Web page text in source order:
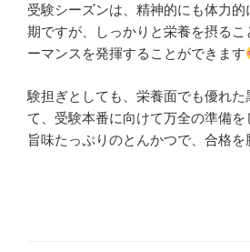
受験シーズンは、精神的にも体力
期ですが、しっかりと栄養を摂るこ
ーマンスを発揮することができます
験担ぎとしても、栄養面でも優れ
て、受験本番に向けて万全の準備
旨味たっぷりのとんかつで、合格を